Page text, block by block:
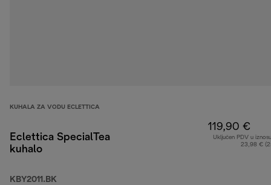
KUHALA ZA VODU ECLETTICA
Eclettica SpecialTea
kuhalo
KBY2011.BK
119,90 €
Uključen PDV u
23,98 €